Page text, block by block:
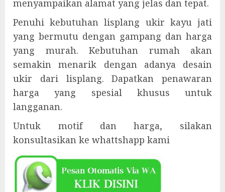
menyampaikan alamat yang jelas dan tepat.
Penuhi kebutuhan lisplang ukir kayu jati
yang bermutu dengan gampang dan harga
yang murah. Kebutuhan rumah akan
semakin menarik dengan adanya desain
ukir dari lisplang. Dapatkan penawaran
harga yang spesial khusus untuk
langganan.
Untuk motif dan harga, silakan
konsultasikan ke whattshapp kami